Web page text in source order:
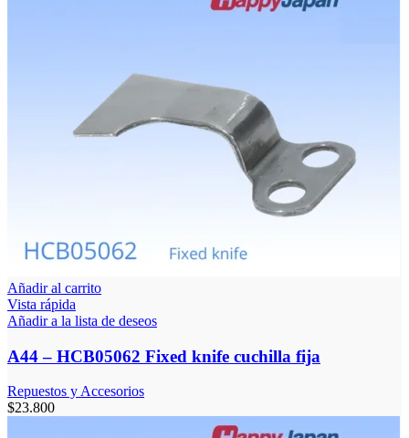
Añadir al carrito
Vista rápida
Añadir a la lista de deseos
A44 – HCB05062 Fixed knife cuchilla fija
Repuestos y Accesorios
$23.800